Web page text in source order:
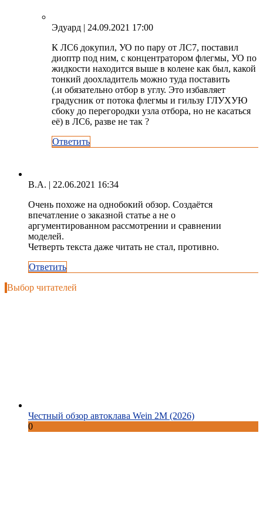
Эдуард | 24.09.2021 17:00
К ЛС6 докупил, УО по пару от ЛС7, поставил
диоптр под ним, с концентратором флегмы, УО по
жидкости находится выше в колене как был, какой
тонкий доохладитель можно туда поставить
(.и обязательно отбор в углу. Это избавляет
градусник от потока флегмы и гильзу ГЛУХУЮ
сбоку до перегородки узла отбора, но не касаться
её) в ЛС6, разве не так ?
Ответить
В.А. | 22.06.2021 16:34
Очень похоже на однобокий обзор. Создаётся
впечатление о заказной статье а не о
аргументированном рассмотрении и сравнении
моделей.
Четверть текста даже читать не стал, противно.
Ответить
Выбор читателей
Честный обзор автоклава Wein 2M (2026)
0